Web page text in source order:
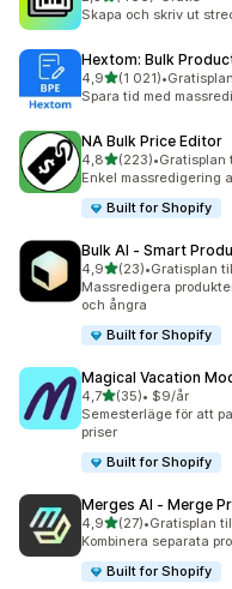
466 recensioner totalt
Skapa och skriv ut
Hextom: Bulk
4,9av 5 stjärnor
(1 021)
1021 recensioner totalt
•
Spara tid med
NA Bulk Price Editor
4,8av 5 stjärnor
(223)
223 recensioner totalt
•Gratisplan
Enkel massredigering
Built for Shopify
Bulk AI ‑ Smart
4,9av 5 stjärnor
(23)
23 recensioner totalt
•Gratisplan
Massredigera
och ångra
Built for Shopify
Magical Vacation
4,7av 5 stjärnor
(35)
35 recensioner totalt
• $9/år
Semesterläge för att
priser
Built for Shopify
Merges AI ‑ Merge
4,9av 5 stjärnor
(27)
27 recensioner totalt
•Gratisplan
Kombinera separata
Built for Shopify